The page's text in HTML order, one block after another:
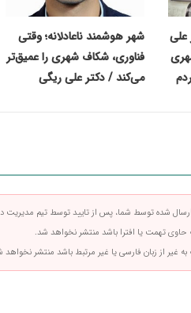
علی
شهر هوشمند ناعادلانه؛ وقتی
فناوری، شکاف شهری را عمیق‌تر
می‌کند / دکتر علی ریگی
شده توسط شما، پس از تایید توسط تیم
حاوی تهمت یا افترا باشد منتشر نخواهد شد.
به غیر از زبان فارسی یا غیر مرتبط باشد منتشر نخواهد